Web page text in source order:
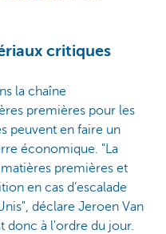
critiques
la chaîne
premières pour les
peuvent en faire un
économique. "La
premières et
en cas d’escalade
déclare Jeroen Van
donc à l'ordre du jour.